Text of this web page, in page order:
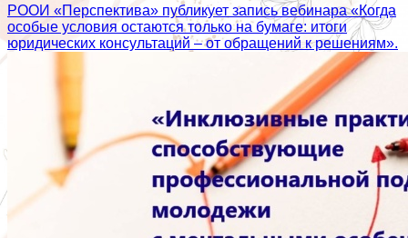
РООИ «Перспектива» публикует запись вебинара «Когда
особые условия остаются только на бумаге: итоги
юридических консультаций – от обращений к решениям».